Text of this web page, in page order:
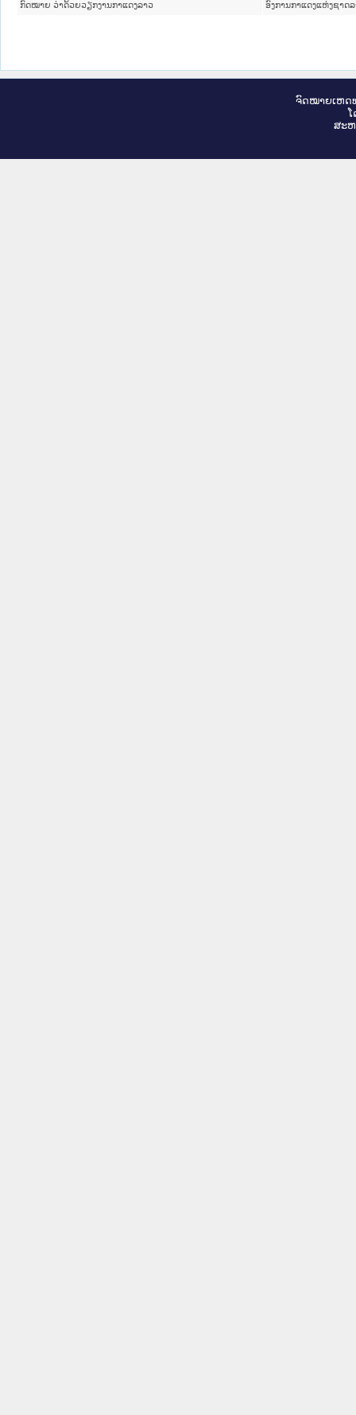
ກົດໝາຍ ວ່າດ້ວຍວຽກງານກາແດງລາວ ອົງການກາແດງແຫ່ງຊາດ
ຈົດ​ໝາຍ​ເຫດ​
ສະ​ຫ